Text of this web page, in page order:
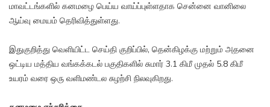
மாவட்டங்களில் கனமழை பெய்ய வாய்ப்புள்ளதாக சென்னை வானிலை
ஆய்வு மையம் தெரிவித்துள்ளது.
இதுகுறித்து வெளியிட்ட செய்தி குறிப்பில், தென்கிழக்கு மற்றும் அதனை
ஒட்டிய மத்திய வங்கக்கடல் பகுதிகளில் சுமார் 3.1 கிமீ முதல் 5.8 கிமீ
உயரம் வரை ஒரு வளிமண்டல சுழற்சி நிலவுகிறது.